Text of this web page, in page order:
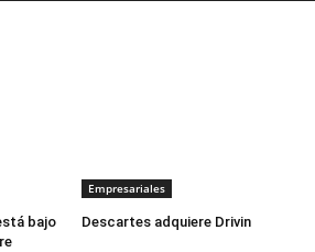
bajo
Empresariales
Descartes adquiere Drivin